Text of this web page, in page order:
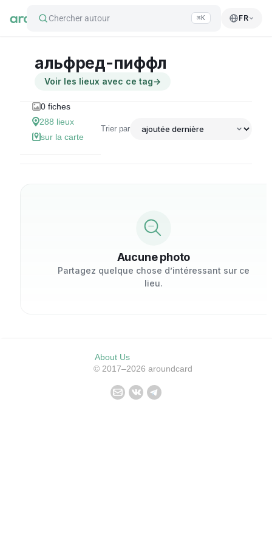
Chercher autour ⌘K FR
альфред-пиффл
Voir les lieux avec ce tag→
0 fiches
288 lieux
sur la carte
Trier par
Aucune photo
Partagez quelque chose d’intéressant sur ce
lieu.
About Us
© 2017–2026 aroundcard